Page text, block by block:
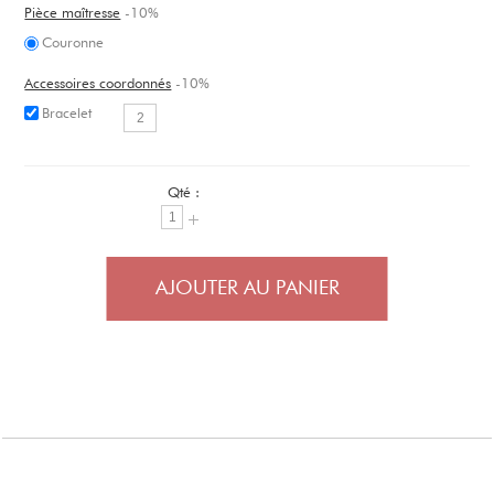
Pièce maîtresse -10%
Couronne
Accessoires coordonnés -10%
Bracelet
Qté :
AJOUTER AU PANIER